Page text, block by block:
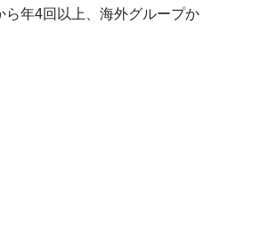
年4回以上、海外グループか